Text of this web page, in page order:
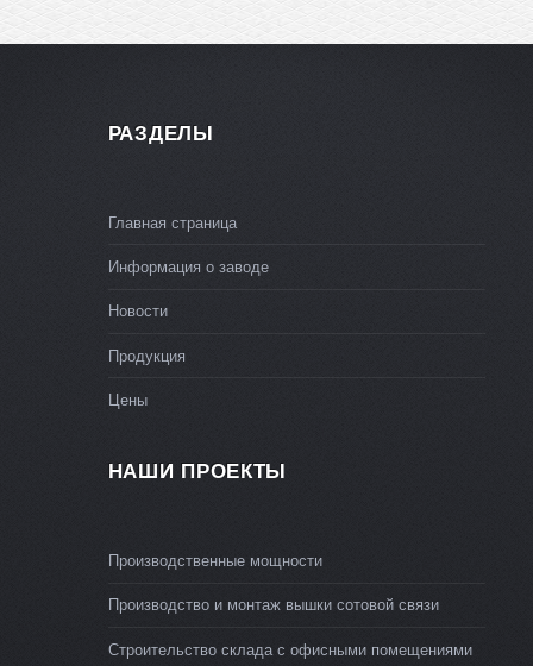
РАЗДЕЛЫ
Главная страница
Информация о заводе
Новости
Продукция
Цены
НАШИ ПРОЕКТЫ
Производственные мощности
Производство и монтаж вышки сотовой связи
Строительство склада с офисными помещениями